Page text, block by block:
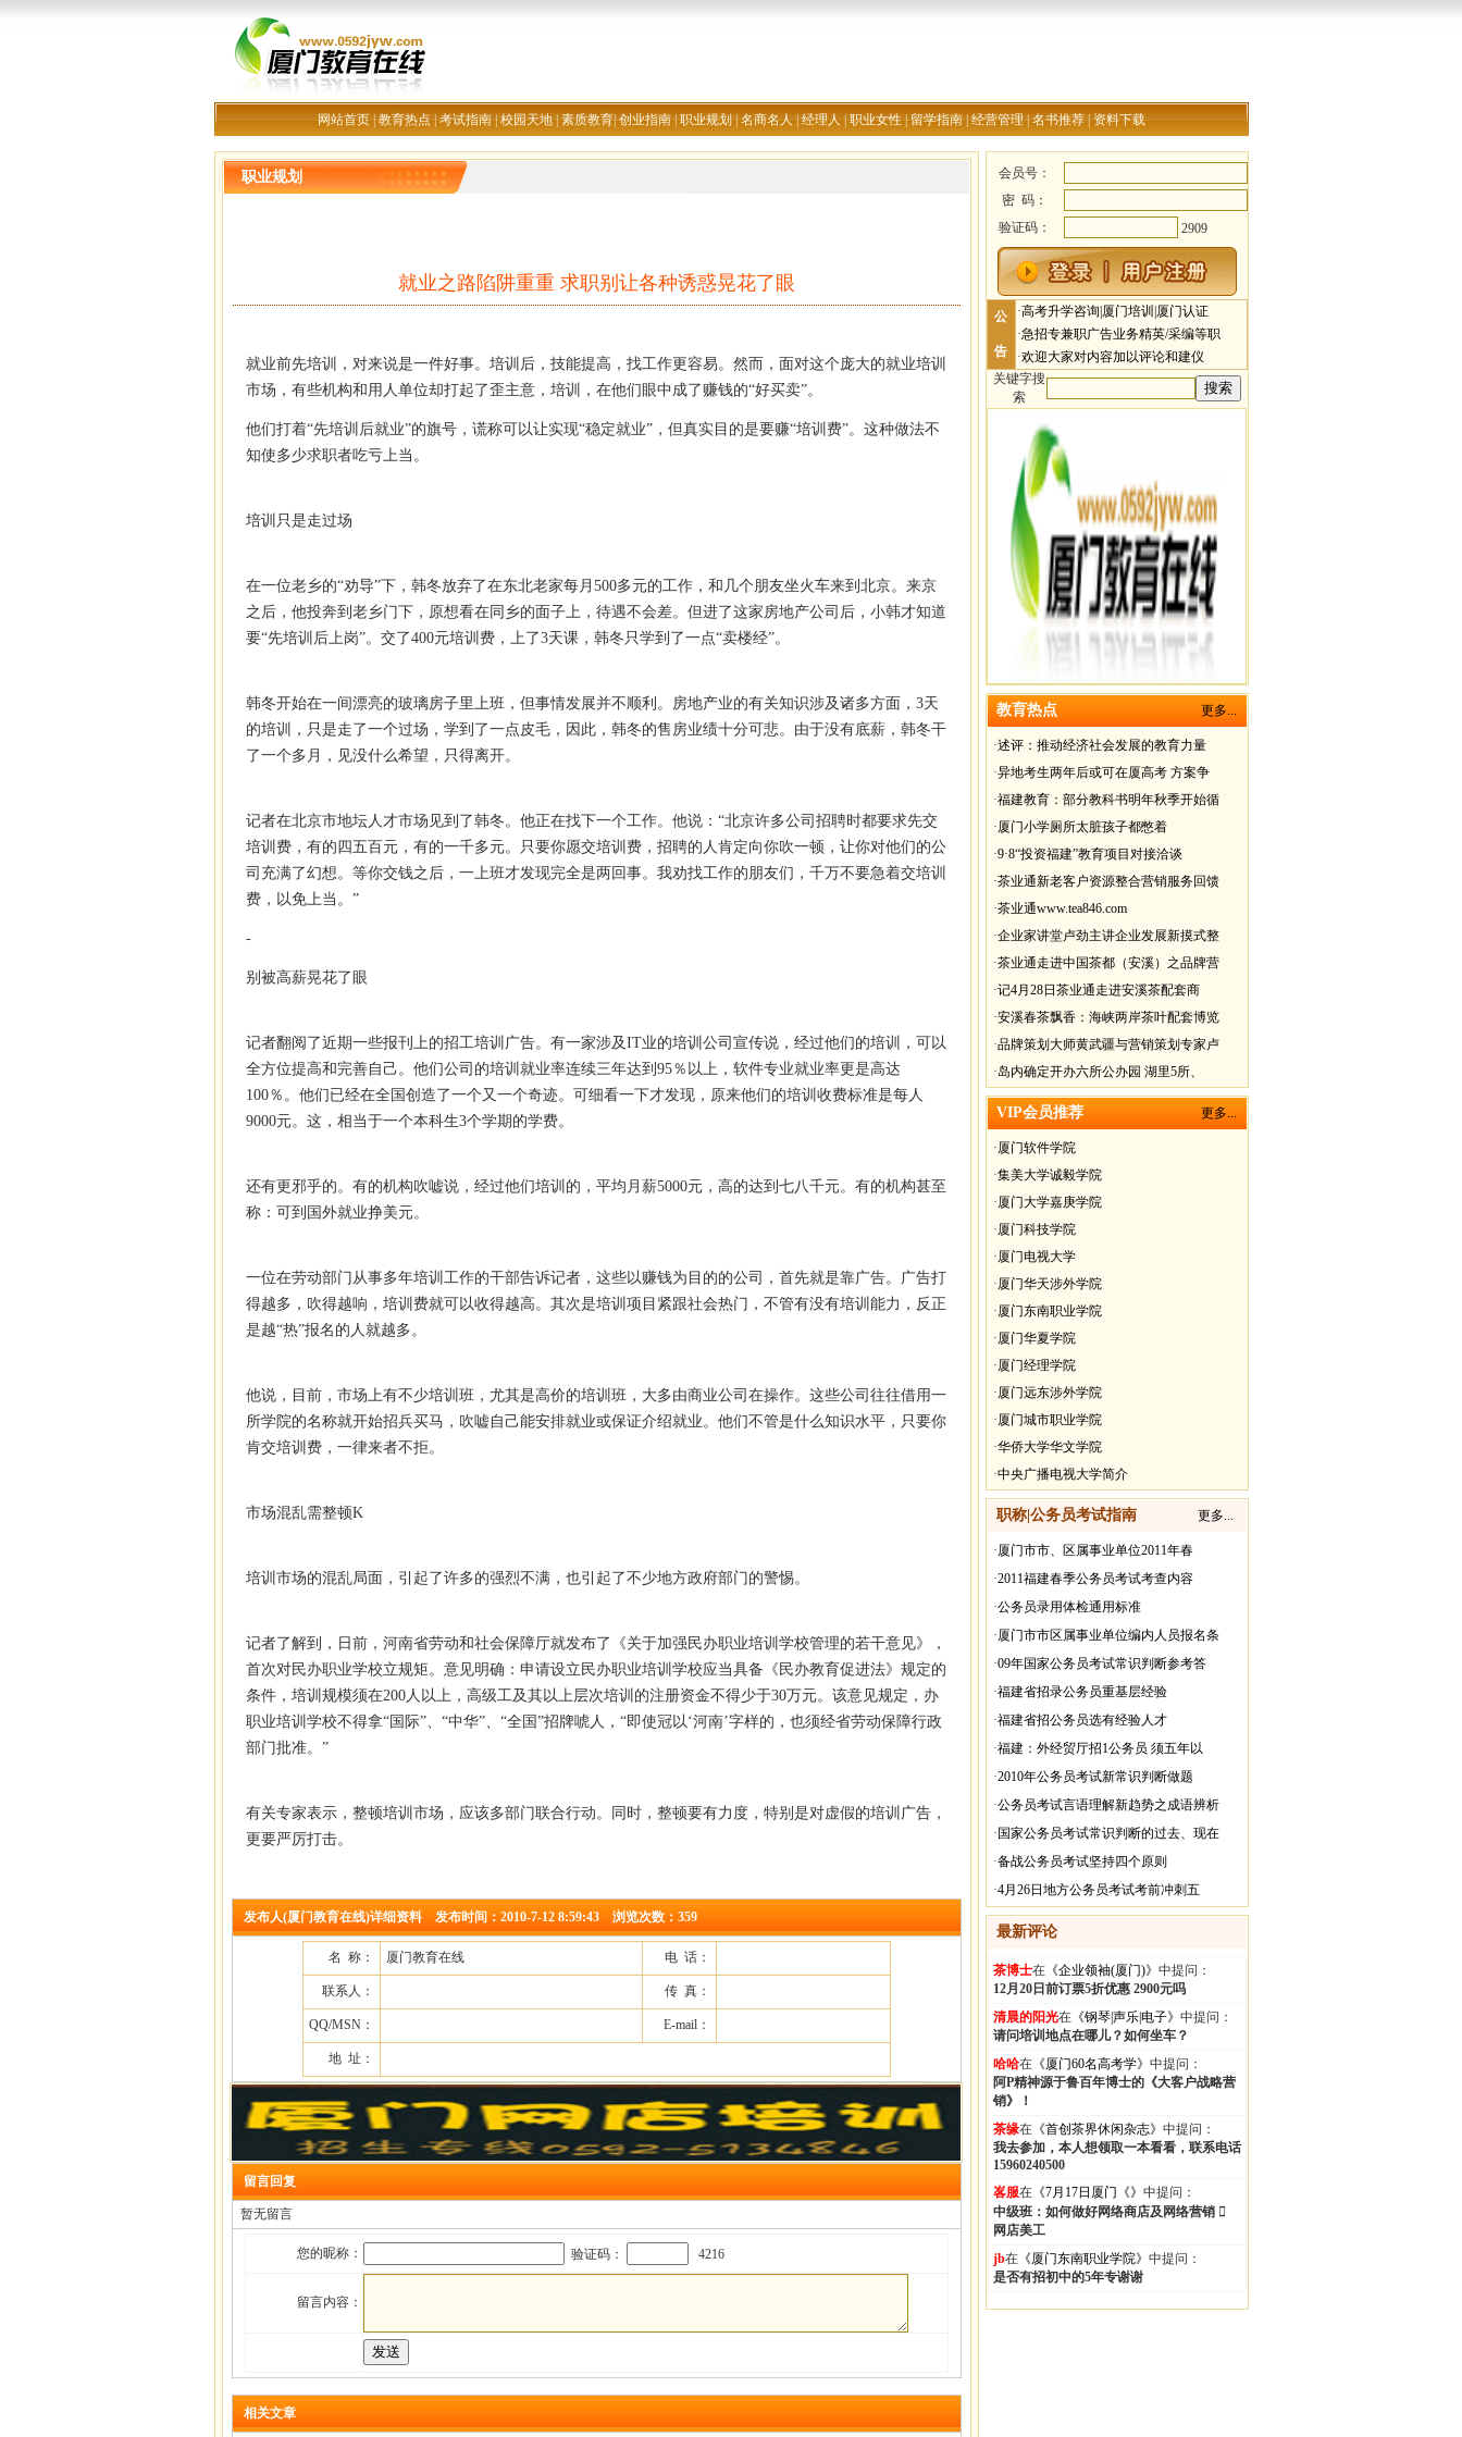
网站首页|教育热点|考试指南|校园天地|素质教育|创业指南|职业规划|名商名人|经理人|职业女性|留学指南|经营管理|名书推荐|资料下载
职业规划
就业之路陷阱重重 求职别让各种诱惑晃花了眼
就业前先培训，对来说是一件好事。培训后，技能提高，找工作更容易。然而，面对这个庞大的就业培训
市场，有些机构和用人单位却打起了歪主意，培训，在他们眼中成了赚钱的“好买卖”。
他们打着“先培训后就业”的旗号，谎称可以让实现“稳定就业”，但真实目的是要赚“培训费”。这种做法不
知使多少求职者吃亏上当。
培训只是走过场
在一位老乡的“劝导”下，韩冬放弃了在东北老家每月500多元的工作，和几个朋友坐火车来到北京。来京
之后，他投奔到老乡门下，原想看在同乡的面子上，待遇不会差。但进了这家房地产公司后，小韩才知道
要“先培训后上岗”。交了400元培训费，上了3天课，韩冬只学到了一点“卖楼经”。
韩冬开始在一间漂亮的玻璃房子里上班，但事情发展并不顺利。房地产业的有关知识涉及诸多方面，3天
的培训，只是走了一个过场，学到了一点皮毛，因此，韩冬的售房业绩十分可悲。由于没有底薪，韩冬干
了一个多月，见没什么希望，只得离开。
记者在北京市地坛人才市场见到了韩冬。他正在找下一个工作。他说：“北京许多公司招聘时都要求先交
培训费，有的四五百元，有的一千多元。只要你愿交培训费，招聘的人肯定向你吹一顿，让你对他们的公
司充满了幻想。等你交钱之后，一上班才发现完全是两回事。我劝找工作的朋友们，千万不要急着交培训
费，以免上当。”
-
别被高薪晃花了眼
记者翻阅了近期一些报刊上的招工培训广告。有一家涉及IT业的培训公司宣传说，经过他们的培训，可以
全方位提高和完善自己。他们公司的培训就业率连续三年达到95％以上，软件专业就业率更是高达
100％。他们已经在全国创造了一个又一个奇迹。可细看一下才发现，原来他们的培训收费标准是每人
9000元。这，相当于一个本科生3个学期的学费。
还有更邪乎的。有的机构吹嘘说，经过他们培训的，平均月薪5000元，高的达到七八千元。有的机构甚至
称：可到国外就业挣美元。
一位在劳动部门从事多年培训工作的干部告诉记者，这些以赚钱为目的的公司，首先就是靠广告。广告打
得越多，吹得越响，培训费就可以收得越高。其次是培训项目紧跟社会热门，不管有没有培训能力，反正
是越“热”报名的人就越多。
他说，目前，市场上有不少培训班，尤其是高价的培训班，大多由商业公司在操作。这些公司往往借用一
所学院的名称就开始招兵买马，吹嘘自己能安排就业或保证介绍就业。他们不管是什么知识水平，只要你
肯交培训费，一律来者不拒。
市场混乱需整顿K
培训市场的混乱局面，引起了许多的强烈不满，也引起了不少地方政府部门的警惕。
记者了解到，日前，河南省劳动和社会保障厅就发布了《关于加强民办职业培训学校管理的若干意见》，
首次对民办职业学校立规矩。意见明确：申请设立民办职业培训学校应当具备《民办教育促进法》规定的
条件，培训规模须在200人以上，高级工及其以上层次培训的注册资金不得少于30万元。该意见规定，办
职业培训学校不得拿“国际”、“中华”、“全国”招牌唬人，“即使冠以‘河南’字样的，也须经省劳动保障行政
部门批准。”
有关专家表示，整顿培训市场，应该多部门联合行动。同时，整顿要有力度，特别是对虚假的培训广告，
更要严厉打击。
发布人(厦门教育在线)详细资料 发布时间：2010-7-12 8:59:43 浏览次数：359
名 称： 厦门教育在线 电 话：
联系人： 传 真：
QQ/MSN： E-mail：
地 址：
留言回复
暂无留言
您的昵称： 验证码： 4216
留言内容：
相关文章
会员号：
密 码：
验证码：
2909
公
告
·高考升学咨询|厦门培训|厦门认证
·急招专兼职广告业务精英/采编等职
·欢迎大家对内容加以评论和建仪
关键字搜
索
教育热点 更多...
·述评：推动经济社会发展的教育力量
·异地考生两年后或可在厦高考 方案争
·福建教育：部分教科书明年秋季开始循
·厦门小学厕所太脏孩子都憋着
·9·8“投资福建”教育项目对接洽谈
·茶业通新老客户资源整合营销服务回馈
·茶业通www.tea846.com
·企业家讲堂卢劲主讲企业发展新摸式整
·茶业通走进中国茶都（安溪）之品牌营
·记4月28日茶业通走进安溪茶配套商
·安溪春茶飘香：海峡两岸茶叶配套博览
·品牌策划大师黄武疆与营销策划专家卢
·岛内确定开办六所公办园 湖里5所、
VIP会员推荐 更多...
·厦门软件学院
·集美大学诚毅学院
·厦门大学嘉庚学院
·厦门科技学院
·厦门电视大学
·厦门华天涉外学院
·厦门东南职业学院
·厦门华夏学院
·厦门经理学院
·厦门远东涉外学院
·厦门城市职业学院
·华侨大学华文学院
·中央广播电视大学简介
职称|公务员考试指南 更多...
·厦门市市、区属事业单位2011年春
·2011福建春季公务员考试考查内容
·公务员录用体检通用标准
·厦门市市区属事业单位编内人员报名条
·09年国家公务员考试常识判断参考答
·福建省招录公务员重基层经验
·福建省招公务员选有经验人才
·福建：外经贸厅招1公务员 须五年以
·2010年公务员考试新常识判断做题
·公务员考试言语理解新趋势之成语辨析
· 国家公务员考试常识判断的过去、现在
·备战公务员考试坚持四个原则
·4月26日地方公务员考试考前冲刺五
最新评论
茶博士在《企业领袖(厦门)》 中提问：
12月20日前订票5折优惠 2900元吗
清晨的阳光在《钢琴|声乐|电子》 中提问：
请问培训地点在哪儿？如何坐车？
哈哈在《厦门60名高考学》 中提问：
阿P精神源于鲁百年博士的《大客户战略营
销》！
茶缘在《首创茶界休闲杂志》 中提问：
我去参加，本人想领取一本看看，联系电话
15960240500
峉服在《7月17日厦门《》 中提问：
中级班：如何做好网络商店及网络营销 
网店美工
jb在《厦门东南职业学院》 中提问：
是否有招初中的5年专谢谢